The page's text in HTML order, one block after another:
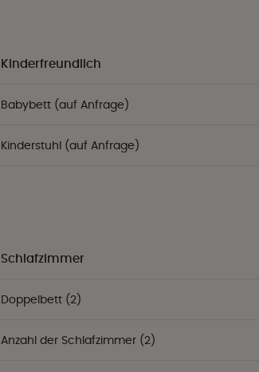
Kinderfreundlich
Babybett (auf Anfrage)
Kinderstuhl (auf Anfrage)
Schlafzimmer
Doppelbett (2)
Anzahl der Schlafzimmer (2)